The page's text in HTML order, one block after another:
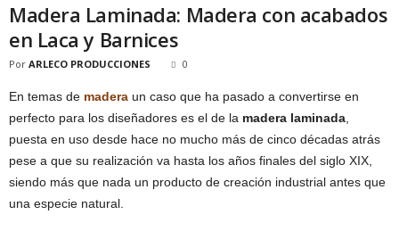
Madera Laminada: Madera con acabados
en Laca y Barnices
Por ARLECO PRODUCCIONES 0
En temas de madera un caso que ha pasado a convertirse en
perfecto para los diseñadores es el de la madera laminada
puesta en uso desde hace no mucho más de cinco décadas atrás
pese a que su realización va hasta los años finales del siglo XIX,
siendo más que nada un producto de creación industrial antes que
una especie natural.